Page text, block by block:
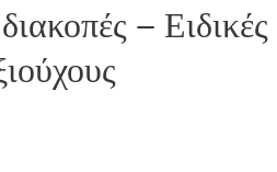
– Ειδικές